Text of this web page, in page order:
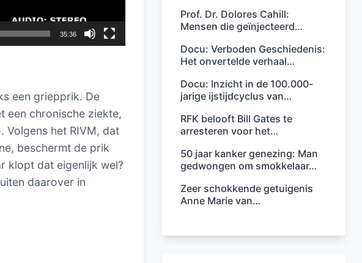
35:36
een griepprik. De
een chronische ziekte,
Volgens het RIVM, dat
beschermt de prik
klopt dat eigenlijk wel?
daarover in
Prof. Dr. Dolores Cahill:
Mensen die geïnjecteerd…
Docu: Verboden Geschiedenis:
Het onvertelde verhaal…
Docu: Inzicht in de 100.000-
jarige ijstijdcyclus van…
RFK belooft Bill Gates te
arresteren voor het…
50 jaar kanker genezing: Man
gedwongen om smokkelaar…
Zeer schokkende getuigenis
Anne Marie van…